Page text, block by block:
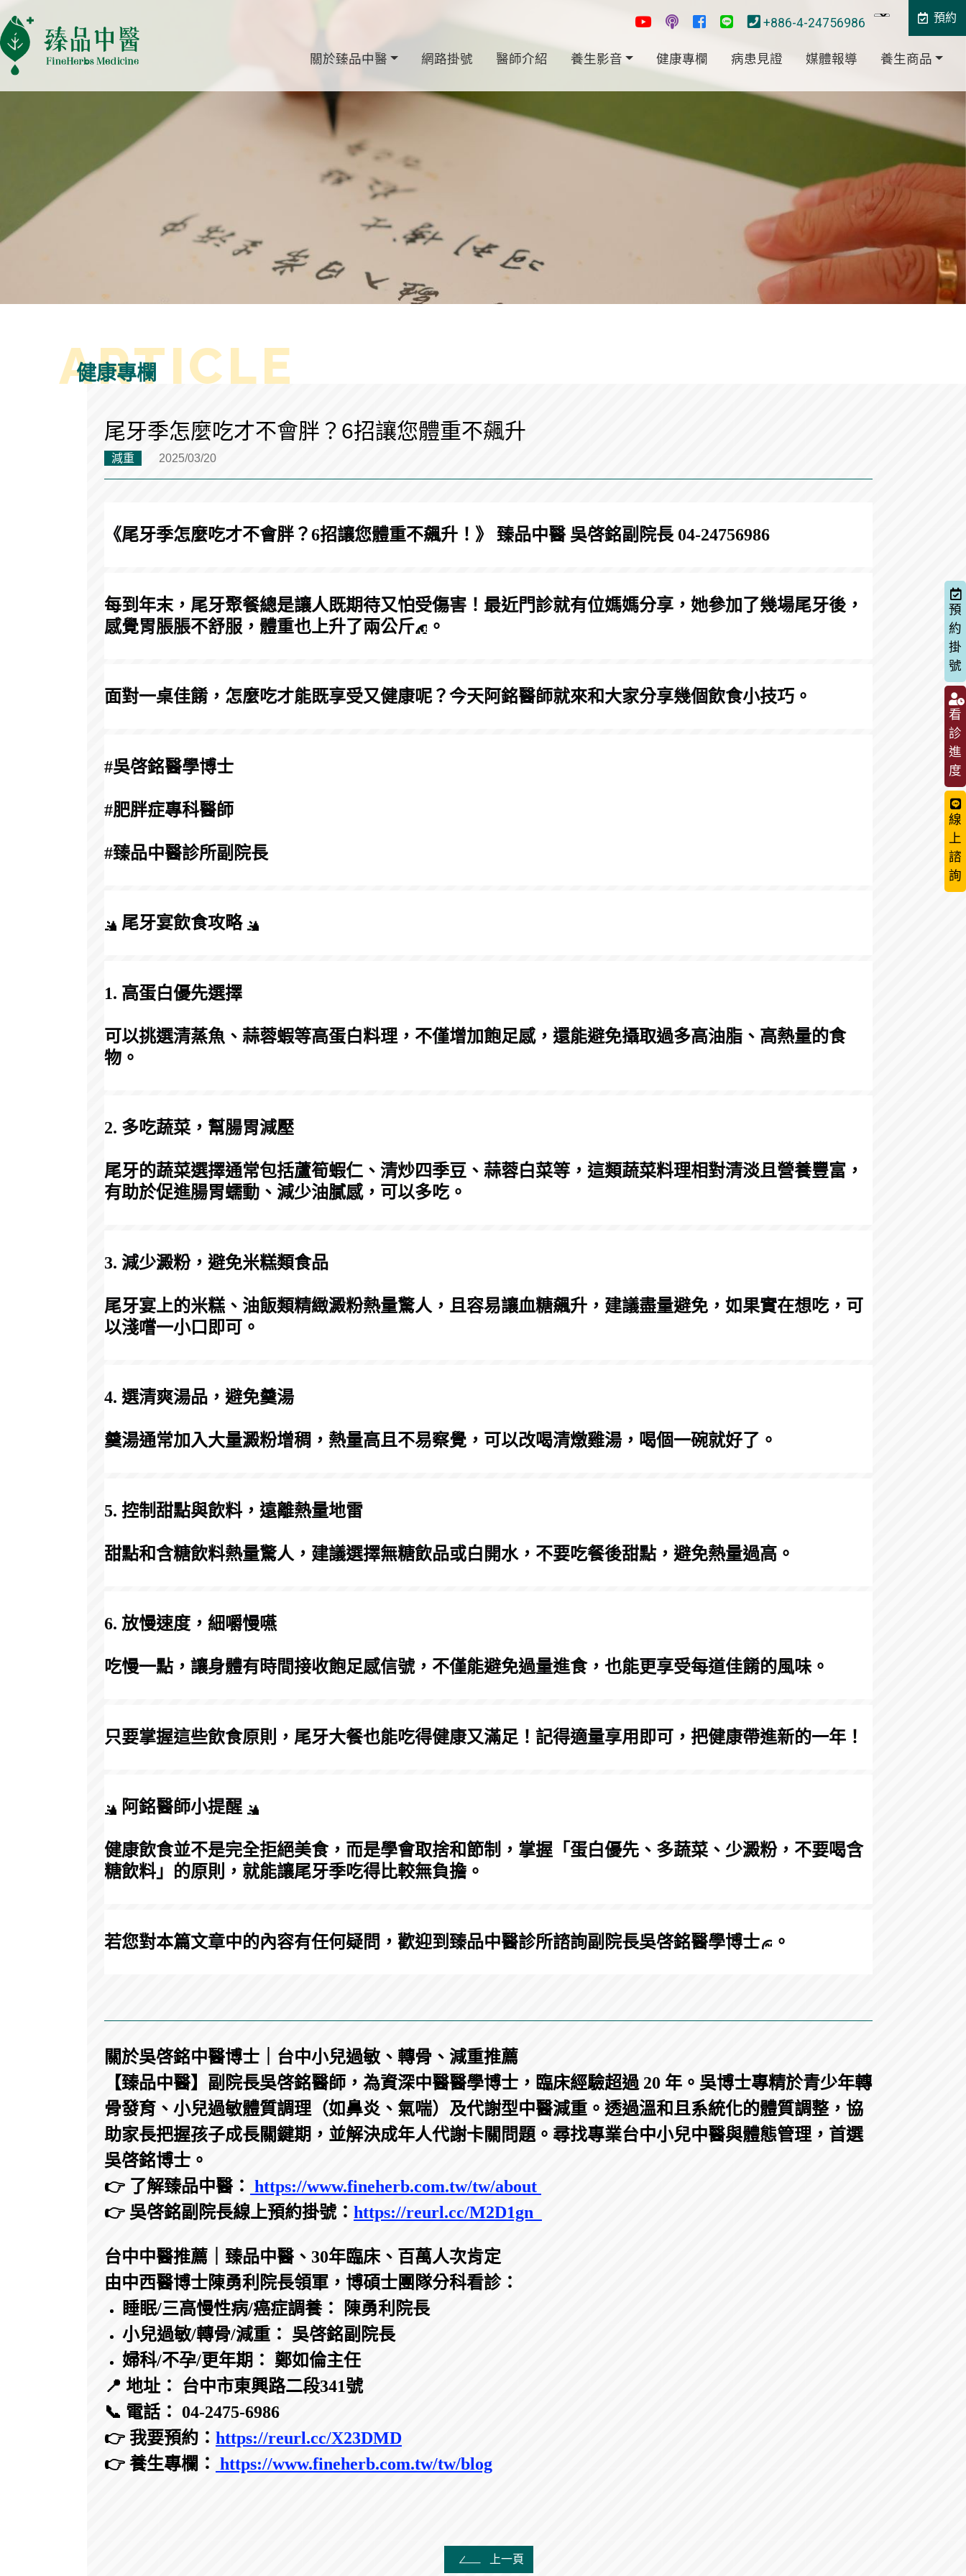
預約
+886-4-24756986
關於臻品中醫 網路掛號 醫師介紹 養生影音 健康專欄 病患見證 媒體報導 養生商品
預
約
掛
號
看
診
進
度
線
上
諮
詢
健康專欄
尾牙季怎麼吃才不會胖？6招讓您體重不飆升
減重 2025/03/20
《尾牙季怎麼吃才不會胖？6招讓您體重不飆升！》 臻品中醫 吳啓銘副院長 04-24756986
每到年末，尾牙聚餐總是讓人既期待又怕受傷害！最近門診就有位媽媽分享，她參加了幾場尾牙後，
感覺胃脹脹不舒服，體重也上升了兩公斤
。
面對一桌佳餚，怎麼吃才能既享受又健康呢？今天阿銘醫師就來和大家分享幾個飲食小技巧。
#吳啓銘醫學博士
#肥胖症專科醫師
#臻品中醫診所副院長
尾牙宴飲食攻略
1. 高蛋白優先選擇
可以挑選清蒸魚、蒜蓉蝦等高蛋白料理，不僅增加飽足感，還能避免攝取過多高油脂、高熱量的食
物。
2. 多吃蔬菜，幫腸胃減壓
尾牙的蔬菜選擇通常包括蘆筍蝦仁、清炒四季豆、蒜蓉白菜等，這類蔬菜料理相對清淡且營養豐富，
有助於促進腸胃蠕動、減少油膩感，可以多吃。
3. 減少澱粉，避免米糕類食品
尾牙宴上的米糕、油飯類精緻澱粉熱量驚人，且容易讓血糖飆升，建議盡量避免，如果實在想吃，可
以淺嚐一小口即可。
4. 選清爽湯品，避免羹湯
羹湯通常加入大量澱粉增稠，熱量高且不易察覺，可以改喝清燉雞湯，喝個一碗就好了。
5. 控制甜點與飲料，遠離熱量地雷
甜點和含糖飲料熱量驚人，建議選擇無糖飲品或白開水，不要吃餐後甜點，避免熱量過高。
6. 放慢速度，細嚼慢嚥
吃慢一點，讓身體有時間接收飽足感信號，不僅能避免過量進食，也能更享受每道佳餚的風味。
只要掌握這些飲食原則，尾牙大餐也能吃得健康又滿足！記得適量享用即可，把健康帶進新的一年！
阿銘醫師小提醒
健康飲食並不是完全拒絕美食，而是學會取捨和節制，掌握「蛋白優先、多蔬菜、少澱粉，不要喝含
糖飲料」的原則，就能讓尾牙季吃得比較無負擔。
若您對本篇文章中的內容有任何疑問，歡迎到臻品中醫診所諮詢副院長吳啓銘醫學博士 。
關於吳啓銘中醫博士｜台中小兒過敏、轉骨、減重推薦
【臻品中醫】副院長吳啓銘醫師，為資深中醫醫學博士，臨床經驗超過 20 年。吳博士專精於青少年轉
骨發育、小兒過敏體質調理（如鼻炎、氣喘）及代謝型中醫減重。透過溫和且系統化的體質調整，協
助家長把握孩子成長關鍵期，並解決成年人代謝卡關問題。尋找專業台中小兒中醫與體態管理，首選
吳啓銘博士。
👉 了解臻品中醫： https://www.fineherb.com.tw/tw/about
👉 吳啓銘副院長線上預約掛號： https://reurl.cc/M2D1gn
台中中醫推薦｜臻品中醫、30年臨床、百萬人次肯定
由中西醫博士陳勇利院長領軍，博碩士團隊分科看診：
睡眠/三高慢性病/癌症調養： 陳勇利院長
小兒過敏/轉骨/減重： 吳啓銘副院長
婦科/不孕/更年期： 鄭如倫主任
📍 地址： 台中市東興路二段341號
📞 電話： 04-2475-6986
👉 我要預約： https://reurl.cc/X23DMD
👉 養生專欄： https://www.fineherb.com.tw/tw/blog
上一頁